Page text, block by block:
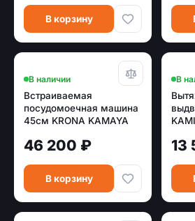
В корзину
В наличии
Встраиваемая
посудомоечная машина
45см KRONA KAMAYA
корз)
46 200 ₽
В корзину
В
13